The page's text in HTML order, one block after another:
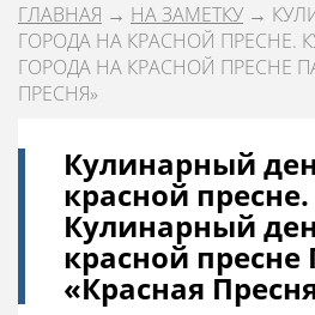
ГЛАВНАЯ → НА ЗАМЕТКУ →
ГОРОДА НА КРАСНОЙ ПРЕСНЕ.
ГОРОДА НА КРАСНОЙ ПРЕСНЕ
ПРЕСНЯ»
Кулинарный
красной пресне.
Кулинарный
красной пресне
«Красная